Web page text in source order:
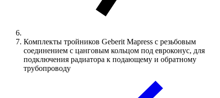
Комплекты тройников Geberit Mapress с резьбовым
соединением с цанговым кольцом под евроконус, для
подключения радиатора к подающему и обратному
трубопроводу